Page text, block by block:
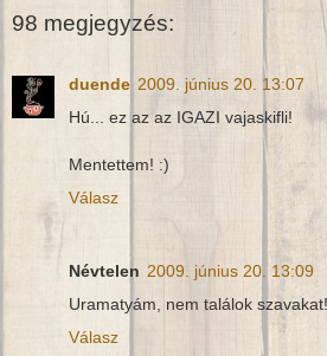
98 megjegyzés:
duende 2009. június 20. 13:07
Hú... ez az az IGAZI vajaskifli!
Mentettem! :)
Válasz
Névtelen 2009. június 20. 13:09
Uramatyám, nem találok
Válasz